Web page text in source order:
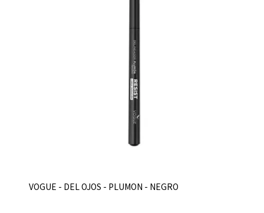
VOGUE - DEL OJOS - PLUMON - NEGRO